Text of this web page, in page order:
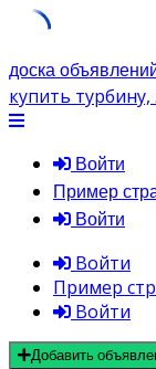
Skip
to
content
доска
купить
Войти
Пример
Войти
Войти
Пример
Войти
Добавить